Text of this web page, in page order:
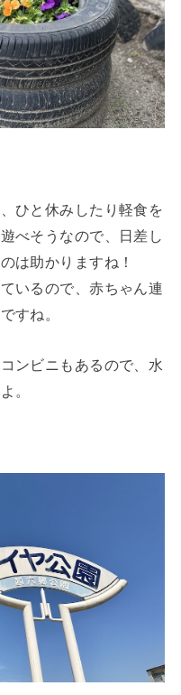
ひと休みしたり軽食を
べそうなので、日差し
は助かりますね！
いるので、赤ちゃん連
すね。
ンビニもあるので、水
。